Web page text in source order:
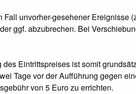
unvorher-gesehener
ggf. abzubrechen. Bei
Eintrittspreises ist somit
Tage vor der Aufführung gegen
von 5 Euro zu errichten.